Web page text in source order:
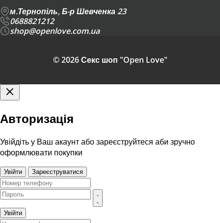
м.Тернопіль, Б-р Шевченка 23
0688821212
shop@openlove.com.ua
© 2026 Секс шоп "Open Love"
Авторизація
Увійдіть у Ваш акаунт або зареєструйтеся аби зручно
оформлювати покупки
Увійти Зареєструватися
Увійти